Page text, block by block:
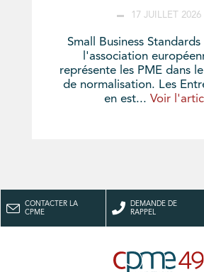
17 JUILLET 2026
Small Business Standards
l'association
représente les PME dans
de normalisation. Les
en est... Voir
CONTACTER LA
CPME
DEMANDE DE
RAPPEL